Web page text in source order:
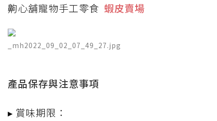
齁心舖寵物手工零食 蝦皮賣場
_mh2022_09_02_07_49_27.jpg
產品保存與注意事項
▸ 賞味期限：